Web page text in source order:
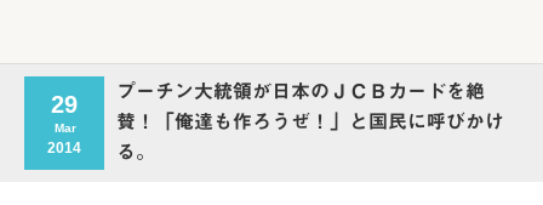
29
Mar
2014
プーチン大統領が日本のＪＣＢカードを絶
賛！「俺達も作ろうぜ！」と国民に呼びかけ
る。